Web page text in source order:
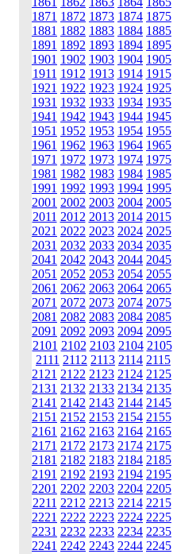
1871 1872 1873 1874 1875
1881 1882 1883 1884 1885
1891 1892 1893 1894 1895
1901 1902 1903 1904 1905
1911 1912 1913 1914 1915
1921 1922 1923 1924 1925
1931 1932 1933 1934 1935
1941 1942 1943 1944 1945
1951 1952 1953 1954 1955
1961 1962 1963 1964 1965
1971 1972 1973 1974 1975
1981 1982 1983 1984 1985
1991 1992 1993 1994 1995
2001 2002 2003 2004 2005
2011 2012 2013 2014 2015
2021 2022 2023 2024 2025
2031 2032 2033 2034 2035
2041 2042 2043 2044 2045
2051 2052 2053 2054 2055
2061 2062 2063 2064 2065
2071 2072 2073 2074 2075
2081 2082 2083 2084 2085
2091 2092 2093 2094 2095
2101 2102 2103 2104 2105
2111 2112 2113 2114 2115
2121 2122 2123 2124 2125
2131 2132 2133 2134 2135
2141 2142 2143 2144 2145
2151 2152 2153 2154 2155
2161 2162 2163 2164 2165
2171 2172 2173 2174 2175
2181 2182 2183 2184 2185
2191 2192 2193 2194 2195
2201 2202 2203 2204 2205
2211 2212 2213 2214 2215
2221 2222 2223 2224 2225
2231 2232 2233 2234 2235
2241 2242 2243 2244 2245